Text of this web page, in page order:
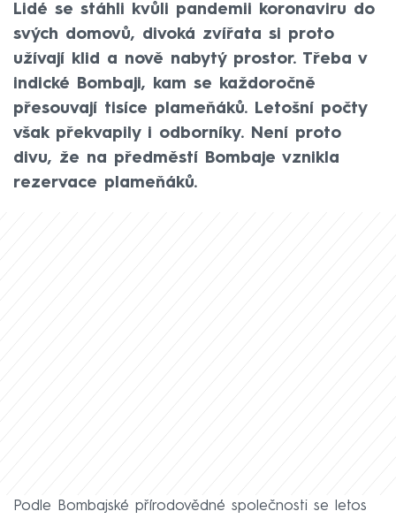
Lidé se stáhli kvůli pandemii koronaviru do
svých domovů, divoká zvířata si proto
užívají klid a nově nabytý prostor. Třeba v
indické Bombaji, kam se každoročně
přesouvají tisíce plameňáků. Letošní počty
však překvapily i odborníky. Není proto
divu, že na předměstí Bombaje vznikla
rezervace plameňáků.
Podle Bombajské přírodovědné společnosti se letos